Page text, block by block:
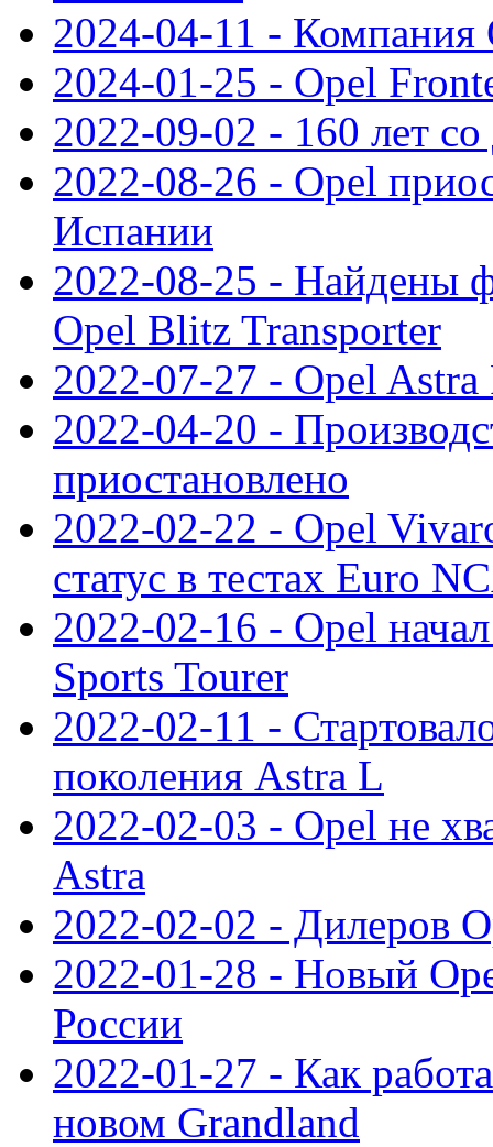
2024-04-11 - Компания
2024-01-25 - Opel
2022-09-02 - 160 лет
2022-08-26 - Opel
Испании
2022-08-25 - Найдены
Opel Blitz Transporter
2022-07-27 - Opel
2022-04-20 -
приостановлено
2022-02-22 - Opel
статус в тестах Euro
2022-02-16 - Opel
Sports Tourer
2022-02-11 -
поколения Astra L
2022-02-03 - Opel не
Astra
2022-02-02 - Дилеров
2022-01-28 - Новый
России
2022-01-27 - Как
новом Grandland